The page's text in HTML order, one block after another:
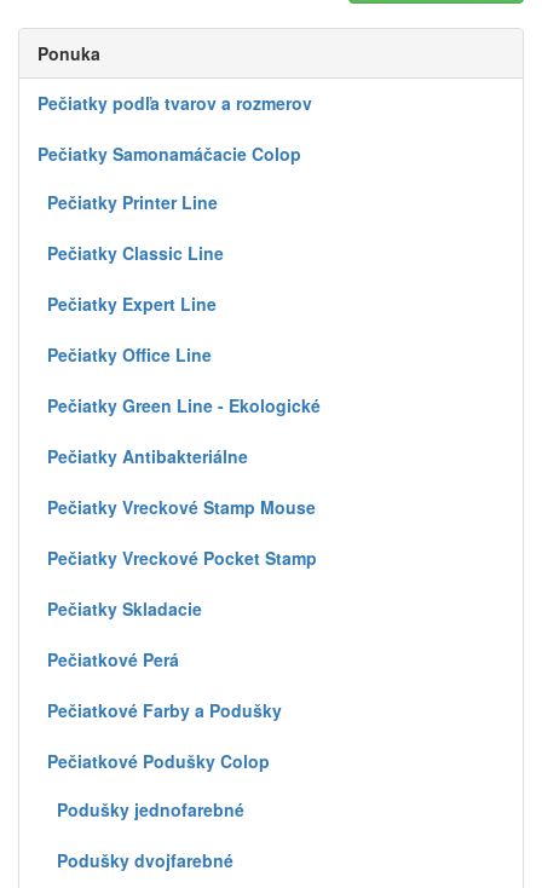
Ponuka
Pečiatky podľa tvarov a rozmerov
Pečiatky Samonamáčacie Colop
Pečiatky Printer Line
Pečiatky Classic Line
Pečiatky Expert Line
Pečiatky Office Line
Pečiatky Green Line - Ekologické
Pečiatky Antibakteriálne
Pečiatky Vreckové Stamp Mouse
Pečiatky Vreckové Pocket Stamp
Pečiatky Skladacie
Pečiatkové Perá
Pečiatkové Farby a Podušky
Pečiatkové Podušky Colop
Podušky jednofarebné
Podušky dvojfarebné